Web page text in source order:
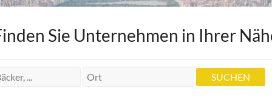
Sie Unternehmen in Ihrer